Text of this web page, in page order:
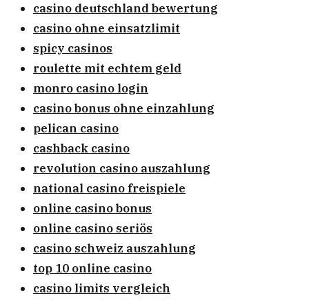
casino deutschland bewertung
casino ohne einsatzlimit
spicy casinos
roulette mit echtem geld
monro casino login
casino bonus ohne einzahlung
pelican casino
cashback casino
revolution casino auszahlung
national casino freispiele
online casino bonus
online casino seriös
casino schweiz auszahlung
top 10 online casino
casino limits vergleich